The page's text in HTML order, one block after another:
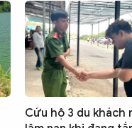
Cứu hộ 3 du khách